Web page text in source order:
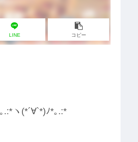
LINE コピー
ヽ(*´∀︎`*)ﾉ*｡.:*